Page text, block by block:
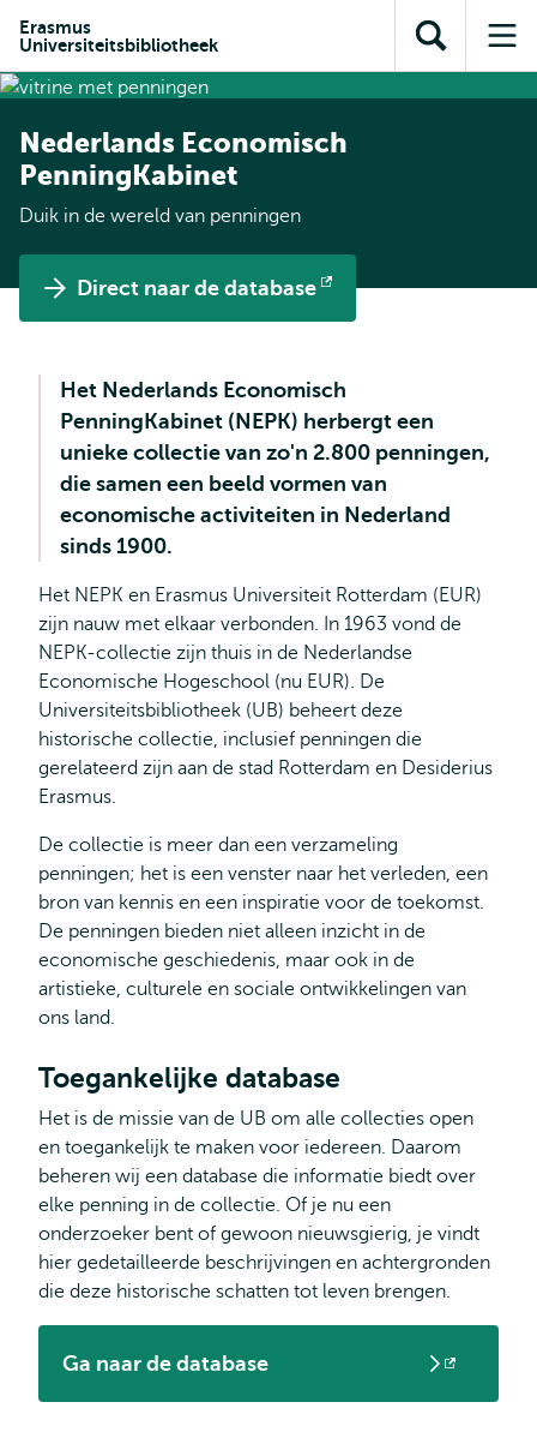
inhoud
gaan
Direct naar
subnavigatie
Erasmus
Universiteitsbibliotheek
Toon
zoekveld
Nederlands Economisch
PenningKabinet
Duik in de wereld van penningen
Direct naar de database
Opent
Het Nederlands Economisch
PenningKabinet (NEPK) herbergt een
unieke collectie van zo'n 2.800 penningen,
die samen een beeld vormen van
economische activiteiten in Nederland
sinds 1900.
Het NEPK en Erasmus Universiteit Rotterdam (EUR)
zijn nauw met elkaar verbonden. In 1963 vond de
NEPK-collectie zijn thuis in de Nederlandse
Economische Hogeschool (nu EUR). De
Universiteitsbibliotheek (UB) beheert deze
historische collectie, inclusief penningen die
gerelateerd zijn aan de stad Rotterdam en Desiderius
Erasmus.
De collectie is meer dan een verzameling
penningen; het is een venster naar het verleden, een
bron van kennis en een inspiratie voor de toekomst.
De penningen bieden niet alleen inzicht in de
economische geschiedenis, maar ook in de
artistieke, culturele en sociale ontwikkelingen van
ons land.
Toegankelijke database
Het is de missie van de UB om alle collecties open
en toegankelijk te maken voor iedereen. Daarom
beheren wij een database die informatie biedt over
elke penning in de collectie. Of je nu een
onderzoeker bent of gewoon nieuwsgierig, je vindt
hier gedetailleerde beschrijvingen en achtergronden
die deze historische schatten tot leven brengen.
Ga naar de database
Opent
extern